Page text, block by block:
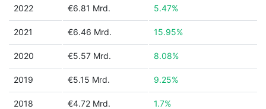
2022 €6.81 Mrd. 5.47%
2021 €6.46 Mrd. 15.95%
2020 €5.57 Mrd. 8.08%
2019 €5.15 Mrd. 9.25%
2018 €4.72 Mrd. 1.7%